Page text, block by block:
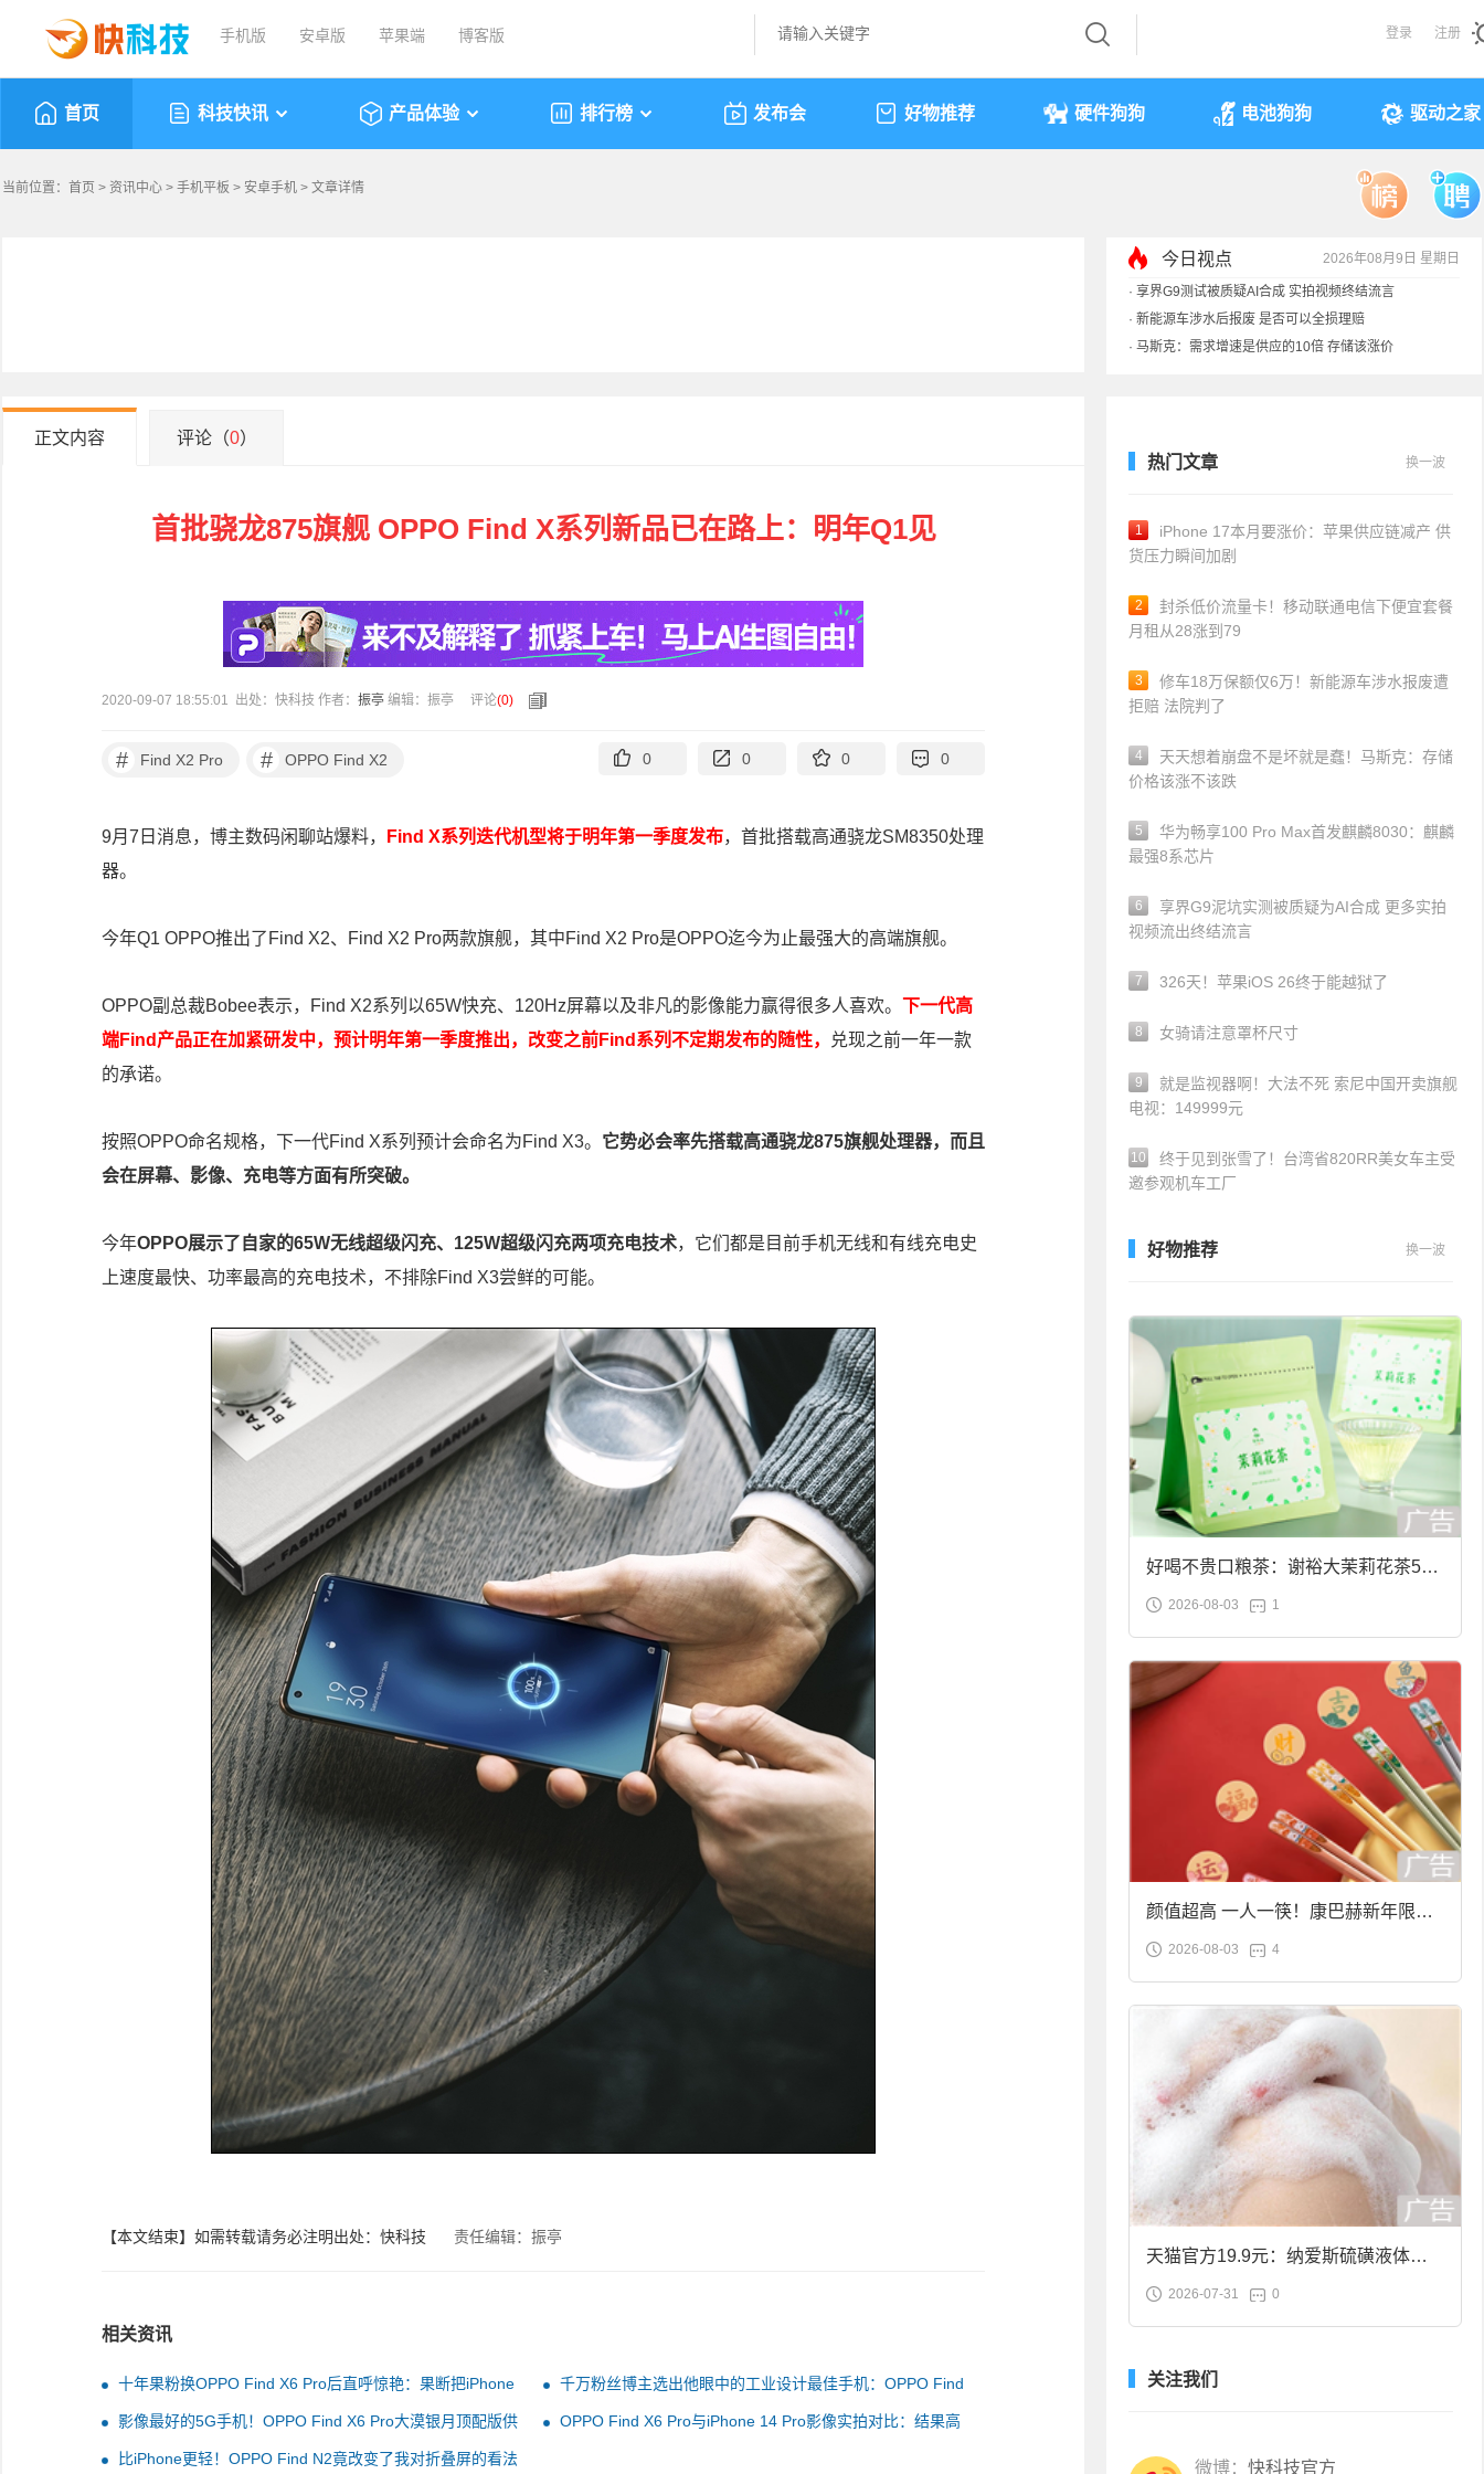
手机版 安卓版 苹果端 博客版 登录 注册
首页 科技快讯 产品体验 排行榜 发布会 好物推荐 硬件狗狗 电池狗狗 驱动之家
当前位置： 首页 > 资讯中心 > 手机平板 > 安卓手机 > 文章详情
今日视点 2026年08月9日 星期日
· 享界G9测试被质疑AI合成 实拍视频终结流言
· 新能源车涉水后报废 是否可以全损理赔
· 马斯克：需求增速是供应的10倍 存储该涨价
正文内容 评论（0）
首批骁龙875旗舰 OPPO Find X系列新品已在路上：明年Q1见
2020-09-07 18:55:01 出处：快科技 作者： 振亭 编辑：振亭 评论(0)
# Find X2 Pro # OPPO Find X2 0 0 0 0
9月7日消息，博主数码闲聊站爆料， Find X系列迭代机型将于明年第一季度发布，首批搭载高通骁龙SM8350处理
器。
今年Q1 OPPO推出了Find X2、Find X2 Pro两款旗舰，其中Find X2 Pro是OPPO迄今为止最强大的高端旗舰。
OPPO副总裁Bobee表示，Find X2系列以65W快充、120Hz屏幕以及非凡的影像能力赢得很多人喜欢。 下一代高
端Find产品正在加紧研发中，预计明年第一季度推出，改变之前Find系列不定期发布的随性，
兑现之前一年一款
的承诺。
按照OPPO命名规格，下一代Find X系列预计会命名为Find X3。 它势必会率先搭载高通骁龙875旗舰处理器，而且
会在屏幕、影像、充电等方面有所突破。
今年OPPO展示了自家的65W无线超级闪充、125W超级闪充两项充电技术，它们都是目前手机无线和有线充电史
上速度最快、功率最高的充电技术，不排除Find X3尝鲜的可能。
【本文结束】如需转载请务必注明出处：快科技 责任编辑：振亭
相关资讯
十年果粉换OPPO Find X6 Pro后直呼惊艳：果断把iPhone
14 Pro挂闲鱼卖掉
千万粉丝博主选出他眼中的工业设计最佳手机：OPPO Find
影像最好的5G手机！OPPO Find X6 Pro大漠银月顶配版供
不应求：6999元
OPPO Find X6 Pro与iPhone 14 Pro影像实拍对比：结果高
比iPhone更轻！OPPO Find N2竟改变了我对折叠屏的看法
热门文章 换一波
1
iPhone 17本月要涨价：苹果供应链减产 供
货压力瞬间加剧
2
封杀低价流量卡！移动联通电信下便宜套餐
月租从28涨到79
3
修车18万保额仅6万！新能源车涉水报废遭
拒赔 法院判了
4
天天想着崩盘不是坏就是蠢！马斯克：存储
价格该涨不该跌
5
华为畅享100 Pro Max首发麒麟8030：麒麟
最强8系芯片
6
享界G9泥坑实测被质疑为AI合成 更多实拍
视频流出终结流言
7 326天！苹果iOS 26终于能越狱了
8 女骑请注意罩杯尺寸
9
就是监视器啊！大法不死 索尼中国开卖旗舰
电视：149999元
10
终于见到张雪了！台湾省820RR美女车主受
邀参观机车工厂
好物推荐 换一波
好喝不贵口粮茶：谢裕大茉莉花茶50g
袋装9.9元到手
2026-08-03 1
颜值超高 一人一筷！康巴赫新年限定
合金筷子大促：19.9元
2026-08-03 4
天猫官方19.9元：纳爱斯硫磺液体香
皂2斤大促
2026-07-31 0
关注我们
微博： 快科技官方